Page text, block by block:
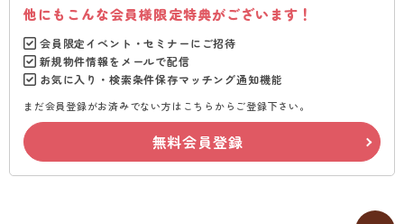
他にもこんな会員様限定特典がございます！
会員限定イベント・セミナーにご招待
新規物件情報をメールで配信
お気に入り・検索条件保存マッチング通知機能
まだ会員登録がお済みでない方はこちらからご登録下さい。
無料会員登録